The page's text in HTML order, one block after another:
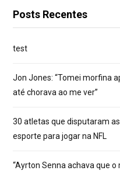
Posts Recentes
test
Jon Jones: “Tomei morfina
até chorava ao me ver”
30 atletas que disputaram
esporte para jogar na NFL
“Ayrton Senna achava que